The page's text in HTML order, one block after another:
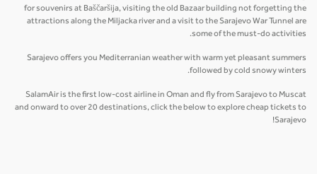
for souvenirs at Baščaršija, visiting the old Bazaar building not forgetting the
attractions along the Miljacka river and a visit to the Sarajevo War Tunnel are
some of the must-do activities.
Sarajevo offers you Mediterranian weather with warm yet pleasant summers
followed by cold snowy winters.
SalamAir is the first low-cost airline in Oman and fly from Sarajevo to Muscat
and onward to over 20 destinations, click the below to explore cheap tickets to
Sarajevo!